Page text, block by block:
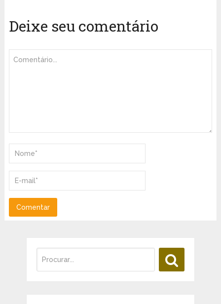
Deixe seu comentário